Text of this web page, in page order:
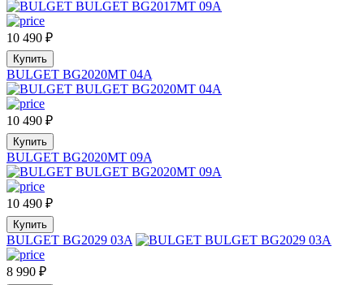
10 490 ₽
Купить
BULGET BG2020MT 04A
10 490 ₽
Купить
BULGET BG2020MT 09A
10 490 ₽
Купить
BULGET BG2029 03A
8 990 ₽